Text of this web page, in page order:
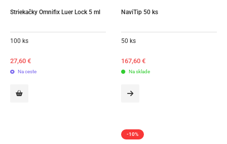
Striekačky Omnifix Luer Lock 5 ml
100 ks
27,60 €
Na ceste
NaviTip 50 ks
50 ks
167,60 €
Na sklade
-10%